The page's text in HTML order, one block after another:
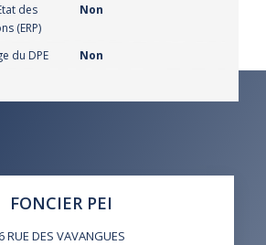
des
(ERP)
Non
du DPE Non
FONCIER PEI
6 RUE DES VAVANGUES